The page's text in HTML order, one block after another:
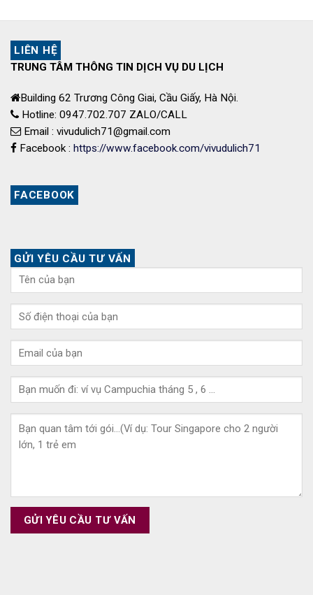
LIÊN HỆ
TRUNG TÂM THÔNG TIN DỊCH VỤ DU LỊCH
Building 62 Trương Công Giai, Cầu Giấy, Hà Nội.
Hotline: 0947.702.707 ZALO/CALL
Email : vivudulich71@gmail.com
Facebook : https://www.facebook.com/vivudulich71
FACEBOOK
GỬI YÊU CẦU TƯ VẤN